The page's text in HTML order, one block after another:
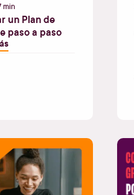
min
un Plan de
paso a paso